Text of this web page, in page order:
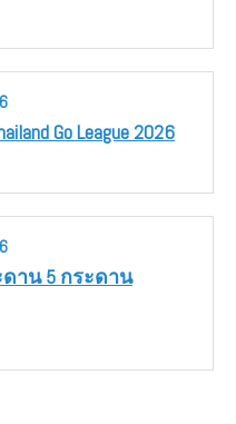
Go League 2026
าน 5 กระดาน